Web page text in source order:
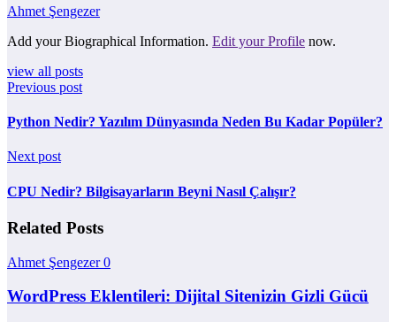
Ahmet Şengezer
Add your Biographical Information. Edit your Profile now.
view all posts
Previous post
Python Nedir? Yazılım Dünyasında Neden Bu Kadar Popüler?
Next post
CPU Nedir? Bilgisayarların Beyni Nasıl Çalışır?
Related Posts
Ahmet Şengezer0
WordPress Eklentileri: Dijital Sitenizin Gizli Gücü